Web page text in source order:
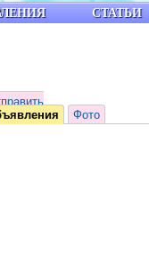
Фото
СТАТЬИ